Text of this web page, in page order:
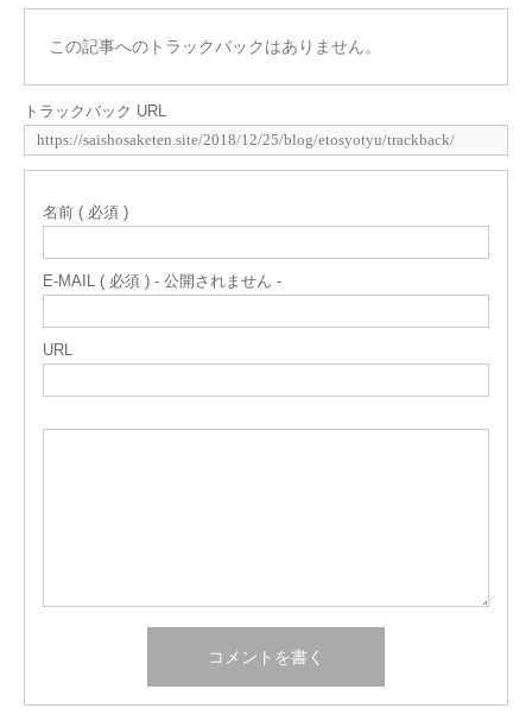
この記事へのトラックバックはありません。
トラックバック URL
名前 ( 必須 )
E-MAIL ( 必須 ) - 公開されません -
URL